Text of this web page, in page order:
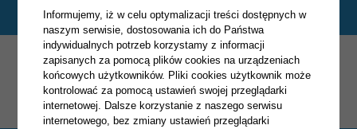
Menu
2019/2020
Informujemy, iż w celu optymalizacji treści dostępnych w
naszym serwisie, dostosowania ich do Państwa
indywidualnych potrzeb korzystamy z informacji
zapisanych za pomocą plików cookies na urządzeniach
końcowych użytkowników. Pliki cookies użytkownik może
kontrolować za pomocą ustawień swojej przeglądarki
internetowej. Dalsze korzystanie z naszego serwisu
internetowego, bez zmiany ustawień przeglądarki